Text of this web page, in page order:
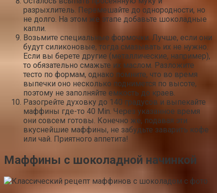
разрыхлитель. Перемешайте до однородности, но
не долго. На этом же этапе добавьте шоколадные
капли.
Возьмите специальные формочки. Лучше, если они
будут силиконовые, тогда смазывать их не нужно.
Если вы берете другие (металлические, например),
то обязательно смажьте их маслом. Разложите
тесто по формам, однако помните, что во время
выпечки оно несколько поднимется по высоте,
поэтому не заполняйте емкость до краев.
Разогрейте духовку до 140 градусов и выпекайте
маффины где-то 40 Min. Через указанное время
они совсем готовы. Конечно же, подавая эти
вкуснейшие маффины, не забудьте заварить кофе
или чай. Приятного аппетита!
Маффины с шоколадной начинкой